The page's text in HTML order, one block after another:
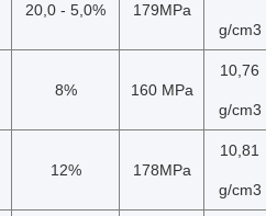
20,0 - 5,0% 179MPa
g/cm3
8% 160 MPa
10,76
g/cm3
12% 178MPa
10,81
g/cm3